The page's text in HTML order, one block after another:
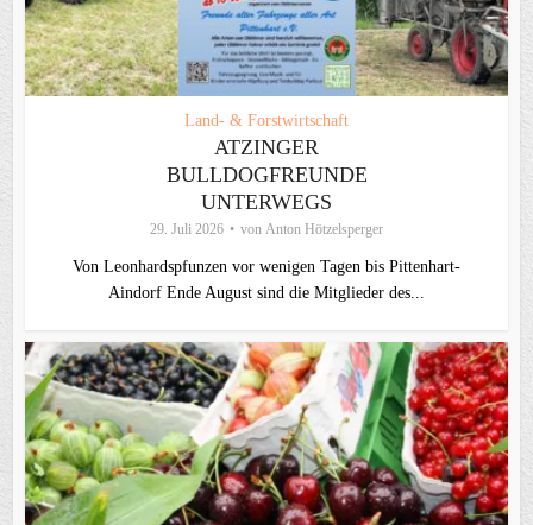
Land- & Forstwirtschaft
ATZINGER
BULLDOGFREUNDE
UNTERWEGS
29. Juli 2026 von Anton Hötzelsperger
Von Leonhardspfunzen vor wenigen Tagen bis Pittenhart-
Aindorf Ende August sind die Mitglieder des...